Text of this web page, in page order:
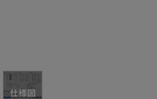
仕様図